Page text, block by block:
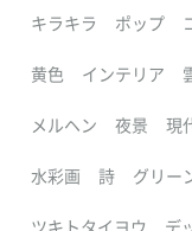
キラキラ ポップ
黄色 インテリア
メルヘン 夜景 現
水彩画 詩 グリー